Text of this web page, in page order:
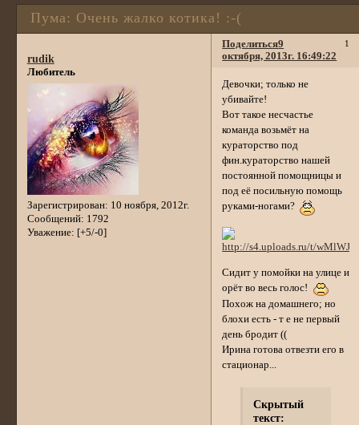
Пума: Очень жалко котика! :-(
Поделиться 1
9
октября, 2013г. 16:49:22
rudik
Любитель
Зарегистрирован: 10 ноября, 2012г.
Сообщений: 1792
Уважение: [+5/-0]
Девочки; только не
убивайте!
Вот такое несчастье
команда возьмёт на
кураторство под
фин.кураторство нашей
постоянной помощницы и
под её посильную помощь
руками-ногами?
Сидит у помойки на улице и
орёт во весь голос!
Похож на домашнего; но
блохи есть - т е не первый
день бродит ((
Ирина готова отвезти его в
стационар...
Скрытый
текст: